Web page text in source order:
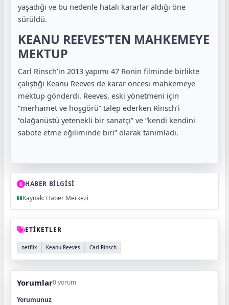
yaşadığı ve bu nedenle hatalı kararlar aldığı öne
sürüldü.
KEANU REEVES’TEN MAHKEMEYE
MEKTUP
Carl Rinsch’in 2013 yapımı 47 Ronin filminde birlikte
çalıştığı Keanu Reeves de karar öncesi mahkemeye
mektup gönderdi. Reeves, eski yönetmeni için
“merhamet ve hoşgörü” talep ederken Rinsch’i
“olağanüstü yetenekli bir sanatçı” ve “kendi kendini
sabote etme eğiliminde biri” olarak tanımladı.
HABER BİLGİSİ
Kaynak: Haber Merkezi
ETİKETLER
netflix Keanu Reeves Carl Rinsch
Yorumlar0 yorum
Yorumunuz